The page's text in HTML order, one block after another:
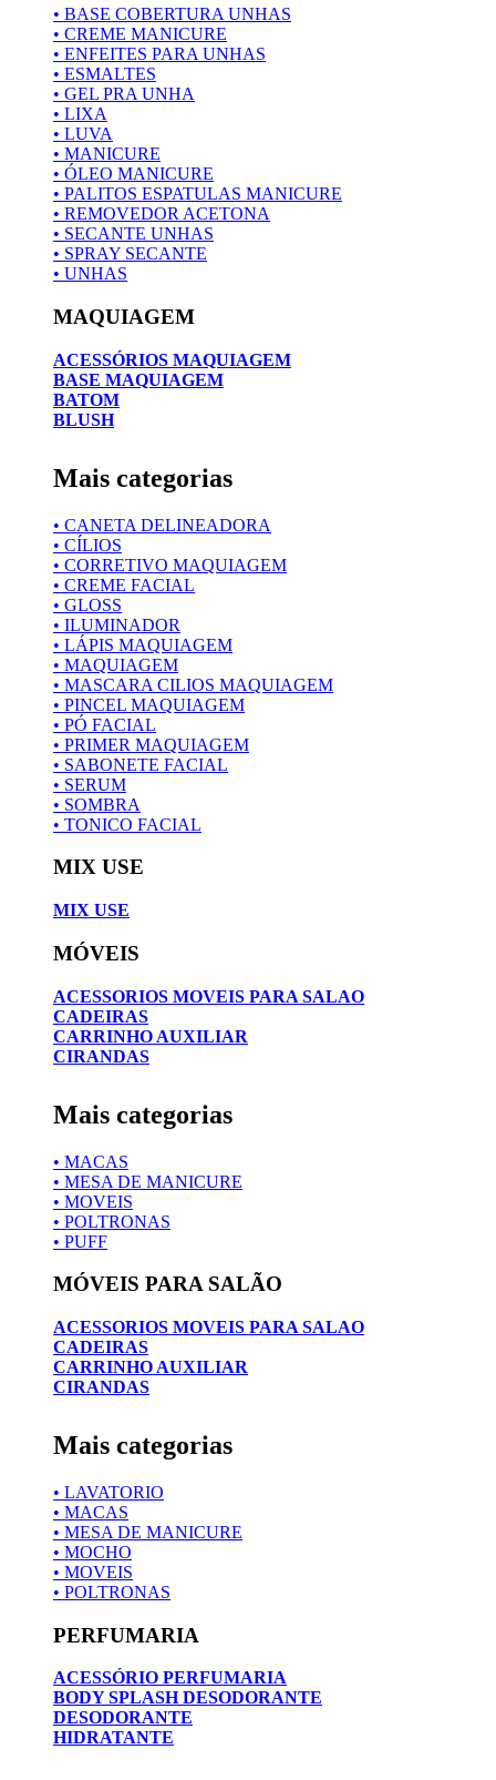
• BASE COBERTURA UNHAS
• CREME MANICURE
• ENFEITES PARA UNHAS
• ESMALTES
• GEL PRA UNHA
• LIXA
• LUVA
• MANICURE
• ÓLEO MANICURE
• PALITOS ESPATULAS MANICURE
• REMOVEDOR ACETONA
• SECANTE UNHAS
• SPRAY SECANTE
• UNHAS
MAQUIAGEM
ACESSÓRIOS MAQUIAGEM
BASE MAQUIAGEM
BATOM
BLUSH
Mais categorias
• CANETA DELINEADORA
• CÍLIOS
• CORRETIVO MAQUIAGEM
• CREME FACIAL
• GLOSS
• ILUMINADOR
• LÁPIS MAQUIAGEM
• MAQUIAGEM
• MASCARA CILIOS MAQUIAGEM
• PINCEL MAQUIAGEM
• PÓ FACIAL
• PRIMER MAQUIAGEM
• SABONETE FACIAL
• SERUM
• SOMBRA
• TONICO FACIAL
MIX USE
MIX USE
MÓVEIS
ACESSORIOS MOVEIS PARA SALAO
CADEIRAS
CARRINHO AUXILIAR
CIRANDAS
Mais categorias
• MACAS
• MESA DE MANICURE
• MOVEIS
• POLTRONAS
• PUFF
MÓVEIS PARA SALÃO
ACESSORIOS MOVEIS PARA SALAO
CADEIRAS
CARRINHO AUXILIAR
CIRANDAS
Mais categorias
• LAVATORIO
• MACAS
• MESA DE MANICURE
• MOCHO
• MOVEIS
• POLTRONAS
PERFUMARIA
ACESSÓRIO PERFUMARIA
BODY SPLASH DESODORANTE
DESODORANTE
HIDRATANTE